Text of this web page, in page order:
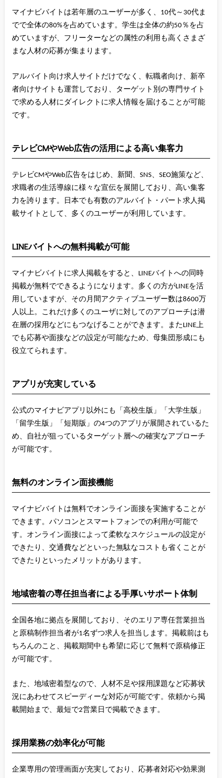
マイナビバイトは若年層のユーザーが多く、10代～30代ま
でで全体の80%を占めています。学生は全体の約50％を占
めていますが、フリーターなどの属性の利用も高くさまざ
まな人材の応募が集まります。
アルバイト向け求人サイトだけでなく、転職者向け、新卒
者向けサイトも運営しており、ターゲット別の専門サイト
で求める人材にダイレクトに求人情報を届けることが可能
です。
テレビCMやWeb広告の活用による高い集客力
テレビCMやWeb広告をはじめ、新聞、SNS、SEO施策など、
求職者の生活導線に様々な宣伝を展開しており、高い集客
力を誇ります。日本でも有数のアルバイト・パート求人掲
載サイトとして、多くのユーザーが利用しています。
LINEバイトへの無料掲載が可能
マイナビバイトに求人掲載をすると、LINEバイトへの同時
掲載が無料でできるようになります。多くの方がLINEを活
用していますが、その月間アクティブユーザー数は8600万
人以上。これだけ多くのユーザに対してのアプローチは潜
在層の採用などにもつなげることができます。またLINE上
でも応募や面接などの設定が可能なため、母集団形成にも
役立てられます。
アプリが充実している
公式のマイナビアプリ以外にも「高校生版」「大学生版」
「留学生版」「短期版」の4つのアプリが展開されているた
め、自社が狙っているターゲット層への確実なアプローチ
が可能です。
無料のオンライン面接機能
マイナビバイトは無料でオンライン面接を実施することが
できます。パソコンとスマートフォンでの利用が可能で
す。オンライン面接によって柔軟なスケジュールの設定が
できたり、交通費などといった無駄なコストも省くことが
できたりといったメリットがあります。
地域密着の専任担当者による手厚いサポート体制
全国各地に拠点を展開しており、そのエリア専任営業担当
と原稿制作担当者が1名ずつ求人を担当します。掲載前はも
ちろんのこと、掲載期間中も希望に応じて無料で原稿修正
が可能です。
また、地域密着型なので、人材不足や採用課題など応募状
況にあわせてスピーディーな対応が可能です。依頼から掲
載開始まで、最短で2営業日で掲載できます。
採用業務の効率化が可能
企業専用の管理画面が充実しており、応募者対応や効果測